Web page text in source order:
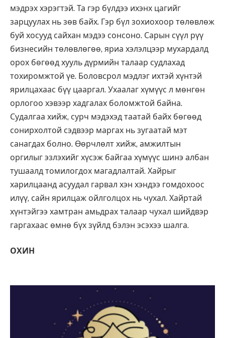
мэдрэх хэрэгтэй. Та гэр бүлдээ ихэнх цагийг
зарцуулах нь зөв байх. Гэр бүл зохиохоор төлөвлөж
буй хосууд сайхан мэдээ сонсоно. Сарын сүүл рүү
бизнесийн төлөвлөгөө, яриа хэлэлцээр мухардалд
орох бөгөөд хууль дүрмийн талаар судлахад
тохиромжтой үе. Боловсрол мэдлэг ихтэй хүнтэй
ярилцахаас бүү цааргал. Ухаалаг хүмүүс л мөнгөн
орлогоо хэвээр хадгалах боломжтой байна.
Судалгаа хийж, сурч мэдэхэд таатай байх бөгөөд
сонирхолтой сэдвээр маргах нь зугаатай мэт
санагдах болно. Өөрчлөлт хийж, амжилтын
оргилыг эзлэхийг хүсэж байгаа хүмүүс шинэ албан
тушаалд томилогдох магадлалтай. Хайрыг
харилцаанд асуудал гарвал хэн хэндээ гомдохоос
илүү, сайн ярилцаж ойлголцох нь чухал. Хайртай
хүнтэйгээ хамтран амьдрах талаар чухал шийдвэр
гаргахаас өмнө бүх зүйлд бэлэн эсэхээ шалга.
ОХИН